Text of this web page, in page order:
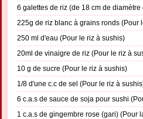
6 galettes de riz (de 18 cm de diamètre
225g de riz blanc à grains ronds (Pour
250 ml d'eau (Pour le riz à sushis)
20ml de vinaigre de riz (Pour le riz à
10 g de sucre (Pour le riz à sushis)
1/8 d'une c.c de sel (Pour le riz à
6 c.a.s de sauce de soja pour sushi
1 c.a.s de gingembre rose (gari) (Pour